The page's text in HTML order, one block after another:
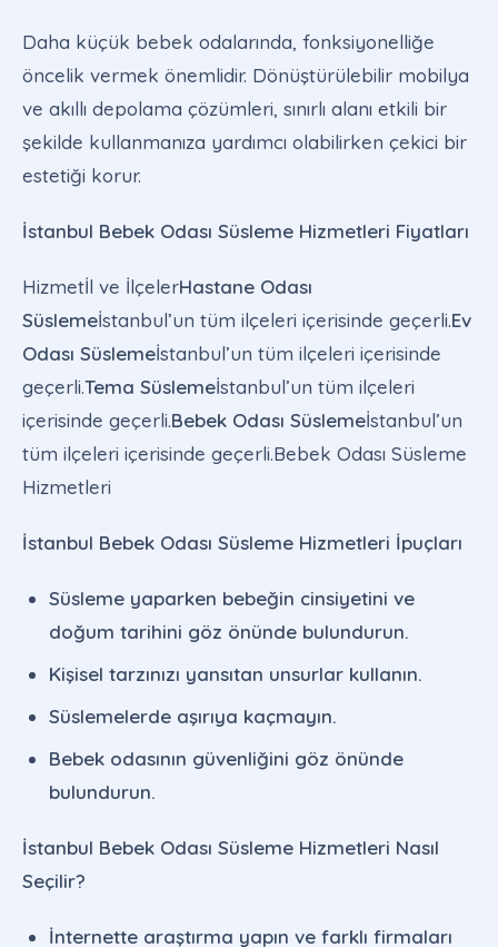
Daha küçük bebek odalarında, fonksiyonelliğe
öncelik vermek önemlidir. Dönüştürülebilir mobilya
ve akıllı depolama çözümleri, sınırlı alanı etkili bir
şekilde kullanmanıza yardımcı olabilirken çekici bir
estetiği korur.
İstanbul Bebek Odası Süsleme Hizmetleri Fiyatları
Hizmetİl ve İlçelerHastane Odası
Süslemeİstanbul’un tüm ilçeleri içerisinde geçerli.Ev
Odası Süslemeİstanbul’un tüm ilçeleri içerisinde
geçerli.Tema Süslemeİstanbul’un tüm ilçeleri
içerisinde geçerli.Bebek Odası Süslemeİstanbul’un
tüm ilçeleri içerisinde geçerli.Bebek Odası Süsleme
Hizmetleri
İstanbul Bebek Odası Süsleme Hizmetleri İpuçları
Süsleme yaparken bebeğin cinsiyetini ve
doğum tarihini göz önünde bulundurun.
Kişisel tarzınızı yansıtan unsurlar kullanın.
Süslemelerde aşırıya kaçmayın.
Bebek odasının güvenliğini göz önünde
bulundurun.
İstanbul Bebek Odası Süsleme Hizmetleri Nasıl
Seçilir?
İnternette araştırma yapın ve farklı firmaları